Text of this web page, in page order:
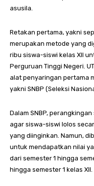
asusila.
Retakan pertama, yakni
merupakan metode yang
ribu siswa-siswi kelas XII
Perguruan Tinggi Negeri.
alat penyaringan pertama
yakni SNBP (Seleksi
Dalam SNBP,
agar siswa-siswi lolos
yang diinginkan. Namun,
untuk mendapatkan nilai
dari semester 1 hingga
hingga semester 1 kelas XII.